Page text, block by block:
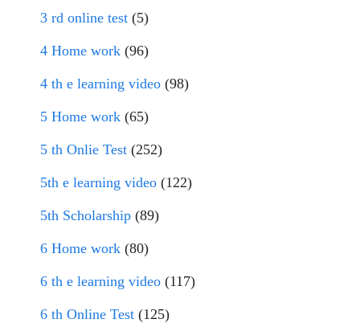
3 rd online test (5)
4 Home work (96)
4 th e learning video (98)
5 Home work (65)
5 th Onlie Test (252)
5th e learning video (122)
5th Scholarship (89)
6 Home work (80)
6 th e learning video (117)
6 th Online Test (125)